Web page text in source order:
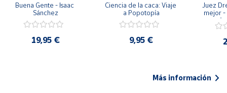
Buena Gente - Isaac
Sánchez
19,95 €
Ciencia de la caca: Viaje
a Popotopía
9,95 €
Juez
mejor -
Más información